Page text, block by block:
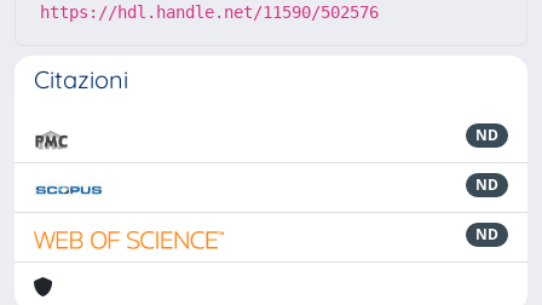
https://hdl.handle.net/11590/502576
Citazioni
ND
ND
ND